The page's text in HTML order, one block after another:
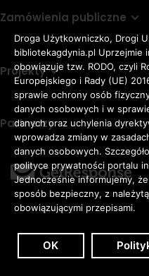
Zaloguj
A
A
A
Zamówienia publiczne
Projekty
Partnerzy
Droga Użytkowniczko, Drogi
bibliotekagdynia.pl Uprzejmie
obowiązuje tzw. RODO, czyli
Europejskiego i Rady (UE)
sprawie ochrony osób
danych osobowych i w
danych oraz uchylenia
wprowadza zmiany w
danych osobowych.
polityce prywatności portalu
Jednocześnie informujemy,
sposób bezpieczny, z
obowiązującymi przepisami.
OK